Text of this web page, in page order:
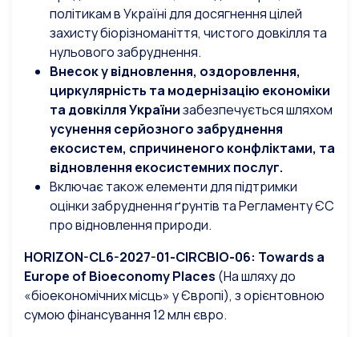
політикам в Україні для досягнення цілей
захисту біорізноманіття, чистого довкілля та
нульового забруднення.
Внесок у відновлення, оздоровлення,
циркулярність та модернізацію економіки
та довкілля Українизабезпечується шляхом
усунення серйозного забруднення
екосистем, спричиненого конфліктами, та
відновлення екосистемних послуг.
Включає також елементи для підтримки
оцінки забруднення ґрунтів та Регламенту ЄС
про відновлення природи.
HORIZON-CL6-2027-01-CIRCBIO-06: Towards a
Europe of BioeconomyPlaces (На шляху до
«біоекономічних місць» у Європі), з орієнтовною
сумою фінансування 12 млн євро.